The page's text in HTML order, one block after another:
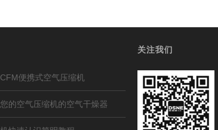
便携式空气压缩机
的空气压缩机的空气干燥器
关注我们